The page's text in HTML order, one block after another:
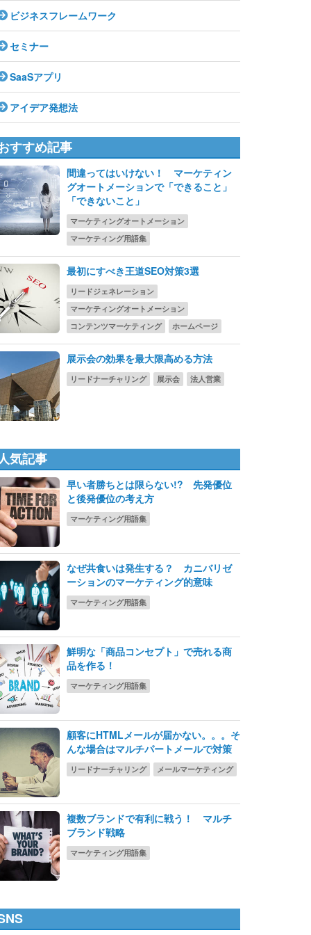
ビジネスフレームワーク
セミナー
SaaSアプリ
アイデア発想法
すすめ記事
間違ってはいけない！ マーケティン
グオートメーションで「できること」
「できないこと」
マーケティングオートメーション
マーケティング用語集
最初にすべき王道SEO対策3選
リードジェネレーション
マーケティングオートメーション
コンテンツマーケティング
ホームページ
展示会の効果を最大限高める方法
リードナーチャリング 展示会 法人営業
気記事
早い者勝ちとは限らない!? 先発優位
と後発優位の考え方
マーケティング用語集
なぜ共食いは発生する？ カニバリゼ
ーションのマーケティング的意味
マーケティング用語集
鮮明な「商品コンセプト」で売れる商
品を作る！
マーケティング用語集
顧客にHTMLメールが届かない。。。そ
んな場合はマルチパートメールで対策
リードナーチャリング メールマーケティング
複数ブランドで有利に戦う！ マルチ
ブランド戦略
マーケティング用語集